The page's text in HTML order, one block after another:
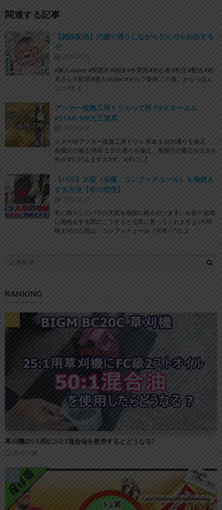
関連する記事
【雑談配信】穴掘り堀りしながらだらだらお話する
ぞ
2024.07.31
#新人vtuber #関西弁 #雑談 #作業用 #初心者 #初見 #配信 #初
見さん大歓迎 #個人vtuber #セルフ受肉 この鬼、かなりぽん
こつで[…]
アンカー後施工用ドリルって何？#スターエム
#STAR-M#大工道具
2025.01.10
スターM アンカー後施工用ドリル 用途 土台の通りを修正・
座掘穴の修正 特長 土台の通りを修正、座掘穴の修正が土台を
外さずに行えます 3.5寸、4寸に[…]
【バラ】大苗（品種：コンフィチュール）を地植え
する方法【冬の管理】
2022.02.15
冬に購入したバラの大苗を地面に植え付けます。お庭や花壇
に地植えする際にこうすると元気に育ってくれますよ♪今回
植え付けた苗は、コンフィチュール（河本バラ[…]
RANKING
草刈機(25:1用)に50:1混合油を使用するとどうなる?
草刈り機